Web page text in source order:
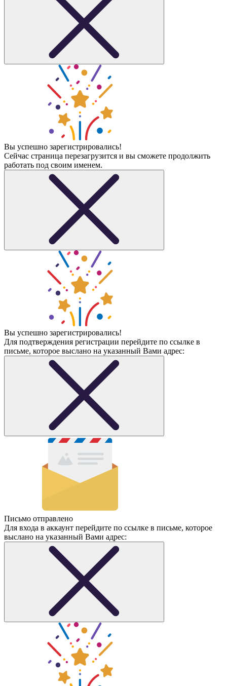
Вы успешно зарегистрировались!
Сейчас страница перезагрузится и вы сможете продолжить
работать под своим именем.
Вы успешно зарегистрировались!
Для подтверждения регистрации перейдите по ссылке в
письме, которое выслано на указанный Вами адрес:
Письмо отправлено
Для входа в аккаунт перейдите по ссылке в письме, которое
выслано на указанный Вами адрес: